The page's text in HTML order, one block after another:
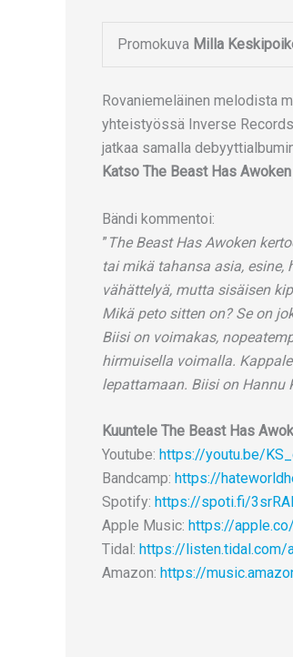
Promokuva Milla
Rovaniemeläinen melodista
yhteistyössä Inverse
jatkaa samalla
Katso The Beast Has
Bändi kommentoi:
” The Beast Has Awoken
tai mikä tahansa asia,
vähättelyä, mutta sisäisen
Mikä peto sitten on? Se on
Biisi on voimakas,
hirmuisella voimalla.
lepattamaan. Biisi on Hannu
Kuuntele The Beast Has
Youtube: https://youtu.be/
Bandcamp: https://
Spotify: https://spoti.fi/
Apple Music: https://
Tidal: https://listen.tidal.com/
Amazon: https://